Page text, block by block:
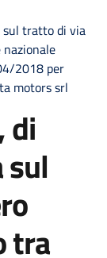
sul tratto di via
2018 per
motors srl
di
tra